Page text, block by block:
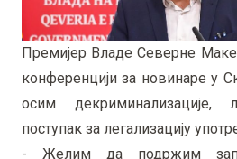
Премијер Владе Северне
конференцији за новинаре у
осим
поступак за легализацију
- Желим да подржим